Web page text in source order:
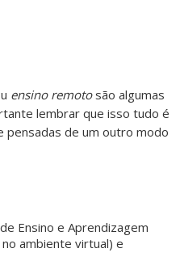
ensino remotosão algumas
lembrar que isso tudo é
pensadas de um outro modo
Ensino e Aprendizagem
ambiente virtual) e